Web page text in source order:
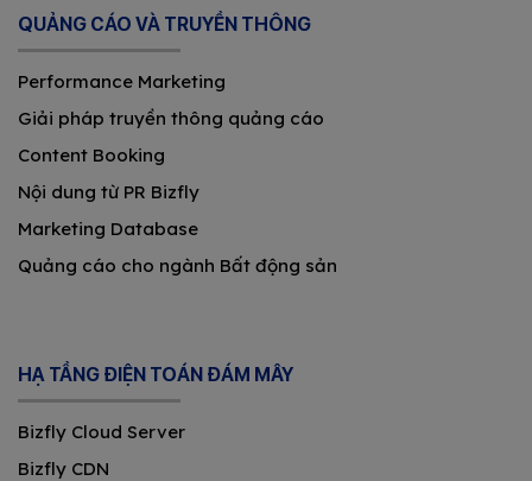
QUẢNG CÁO VÀ TRUYỀN THÔNG
Performance Marketing
Giải pháp truyền thông quảng cáo
Content Booking
Nội dung từ PR Bizfly
Marketing Database
Quảng cáo cho ngành Bất động sản
HẠ TẦNG ĐIỆN TOÁN ĐÁM MÂY
Bizfly Cloud Server
Bizfly CDN